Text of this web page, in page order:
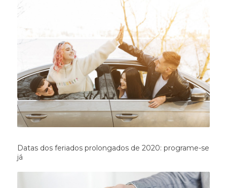
Datas dos feriados prolongados de 2020: programe-se
já